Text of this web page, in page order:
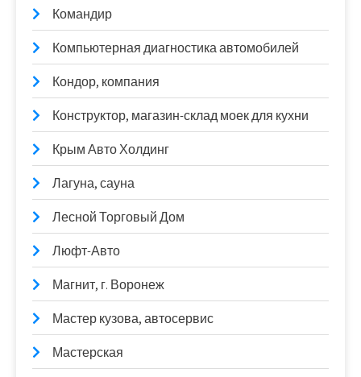
Командир
Компьютерная диагностика автомобилей
Кондор, компания
Конструктор, магазин-склад моек для кухни
Крым Авто Холдинг
Лагуна, сауна
Лесной Торговый Дом
Люфт-Авто
Магнит, г. Воронеж
Мастер кузова, автосервис
Мастерская